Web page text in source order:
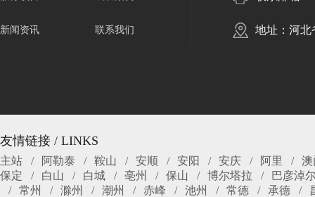
新闻资讯 联系我们 地址：河北
友情链接 / LINKS
主站 阿勒泰 鞍山 安顺 安阳 安庆 阿里
澳
保定
白山 白城 亳州 保山 博尔塔拉
巴彦淖
常州
滁州 潮州 赤峰 池州 常德 承德